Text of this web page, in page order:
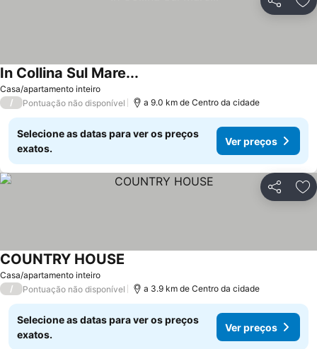
Partilhar
Casa/apartamento inteiro
In Collina Sul Mare...
/ Pontuação não disponível a 9.0 km de Centro da cidade
Selecione as datas para ver os preços
exatos.
Ver preços
Partilhar
Casa/apartamento inteiro
COUNTRY HOUSE
/ Pontuação não disponível a 3.9 km de Centro da cidade
Selecione as datas para ver os preços
exatos.
Ver preços